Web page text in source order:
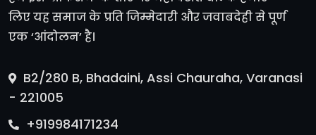
लिए यह समाज के प्रति जिम्मेदारी और जवाबदेही से पूर्ण
एक ‘आंदोलन’ है।
B2/280 B, Bhadaini, Assi Chauraha, Varanasi
- 221005
+919984171234